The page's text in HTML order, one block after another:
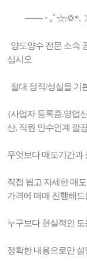
─── ･ ｡ﾟ☆:💢*.☽
양도양수 전문 소속
십시오
절대 정직/성실을 기
{사업자 등록증.영업
산, 직원 인수인계 깔
무엇보다 매도기간과
직접 뵙고 자세한 매
가격에 매매 진행해드
누구보다 현실적인
정확한 내용으로만